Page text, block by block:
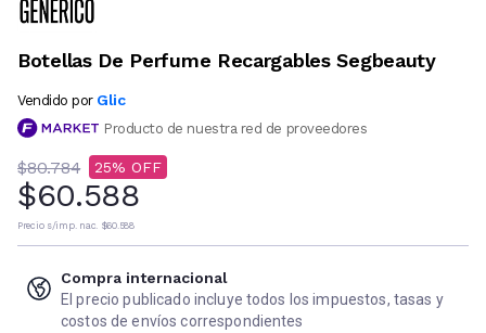
Botellas De Perfume Recargables Segbeauty
Vendido por Glic
Producto de nuestra red de proveedores
$80.784 25
$60.588
Precio s/imp. nac. $60.588
Compra internacional
El precio publicado incluye todos los impuestos, tasas y
costos de envíos correspondientes